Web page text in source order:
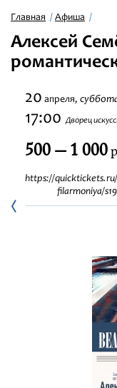
Филармония
Афиша
Фестивали
Новости
Контакты
Главная Афиша
Алексей
20 апреля,
17:00 Дворец
500 — 1 000
https://
filarmoniya/